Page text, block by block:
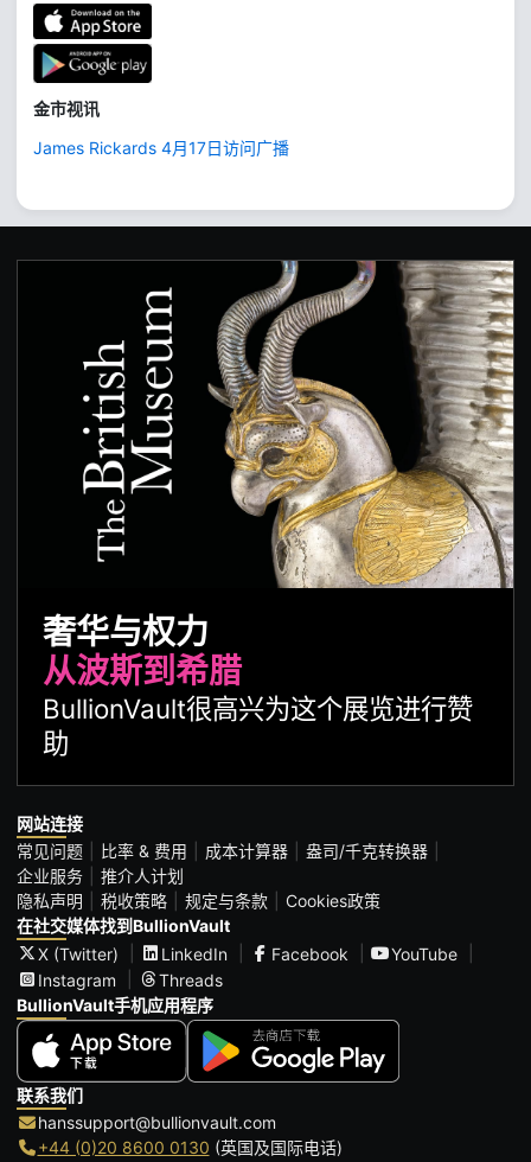
金市视讯
James Rickards 4月17日访问广播
奢华与权力
从波斯到希腊
BullionVault很高兴为这个展览进行赞
助
网站连接
常见问题
比率 & 费用 成本计算器
盎司/千克转换器
企业服务
推介人计划
隐私声明
税收策略 规定与条款
Cookies政策
在社交媒体找到BullionVault
X (Twitter)
LinkedIn Facebook
YouTube
Instagram
Threads
BullionVault手机应用程序
联系我们
hanssupport@bullionvault.com
+44 (0)20 8600 0130 (英国及国际电话)